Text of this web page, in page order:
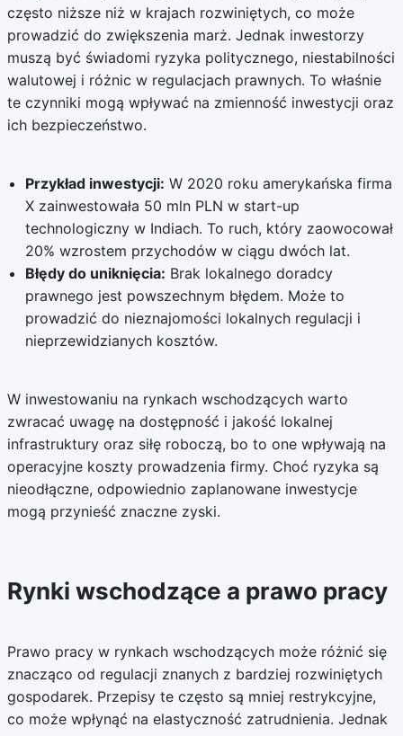
często niższe niż w krajach rozwiniętych, co może
prowadzić do zwiększenia marż. Jednak inwestorzy
muszą być świadomi ryzyka politycznego, niestabilności
walutowej i różnic w regulacjach prawnych. To właśnie
te czynniki mogą wpływać na zmienność inwestycji oraz
ich bezpieczeństwo.
Przykład inwestycji: W 2020 roku amerykańska firma
X zainwestowała 50 mln PLN w start-up
technologiczny w Indiach. To ruch, który zaowocował
20% wzrostem przychodów w ciągu dwóch lat.
Błędy do uniknięcia: Brak lokalnego doradcy
prawnego jest powszechnym błędem. Może to
prowadzić do nieznajomości lokalnych regulacji i
nieprzewidzianych kosztów.
W inwestowaniu na rynkach wschodzących warto
zwracać uwagę na dostępność i jakość lokalnej
infrastruktury oraz siłę roboczą, bo to one wpływają na
operacyjne koszty prowadzenia firmy. Choć ryzyka są
nieodłączne, odpowiednio zaplanowane inwestycje
mogą przynieść znaczne zyski.
Rynki wschodzące a prawo pracy
Prawo pracy w rynkach wschodzących może różnić się
znacząco od regulacji znanych z bardziej rozwiniętych
gospodarek. Przepisy te często są mniej restrykcyjne,
co może wpłynąć na elastyczność zatrudnienia. Jednak